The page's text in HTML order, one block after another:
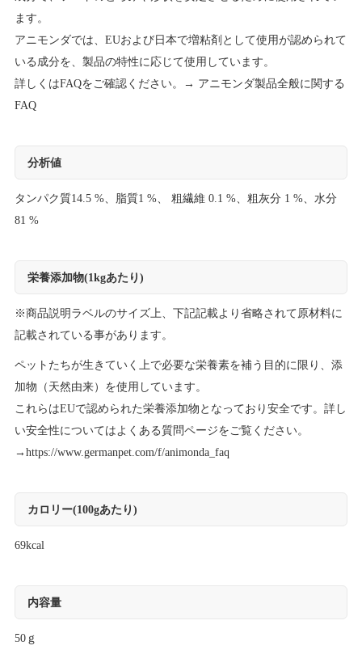
ます。
アニモンダでは、EUおよび日本で増粘剤として使用が認められて
いる成分を、製品の特性に応じて使用しています。
詳しくはFAQをご確認ください。→ アニモンダ製品全般に関する
FAQ
分析値
タンパク質14.5 %、脂質1 %、 粗繊維 0.1 %、粗灰分 1 %、水分
81 %
栄養添加物(1kgあたり)
※商品説明ラベルのサイズ上、下記記載より省略されて原材料に
記載されている事があります。
ペットたちが生きていく上で必要な栄養素を補う目的に限り、添
加物（天然由来）を使用しています。
これらはEUで認められた栄養添加物となっており安全です。詳し
い安全性についてはよくある質問ページをご覧ください。
→ https://www.germanpet.com/f/animonda_faq
カロリー(100gあたり)
69kcal
内容量
50ｇ